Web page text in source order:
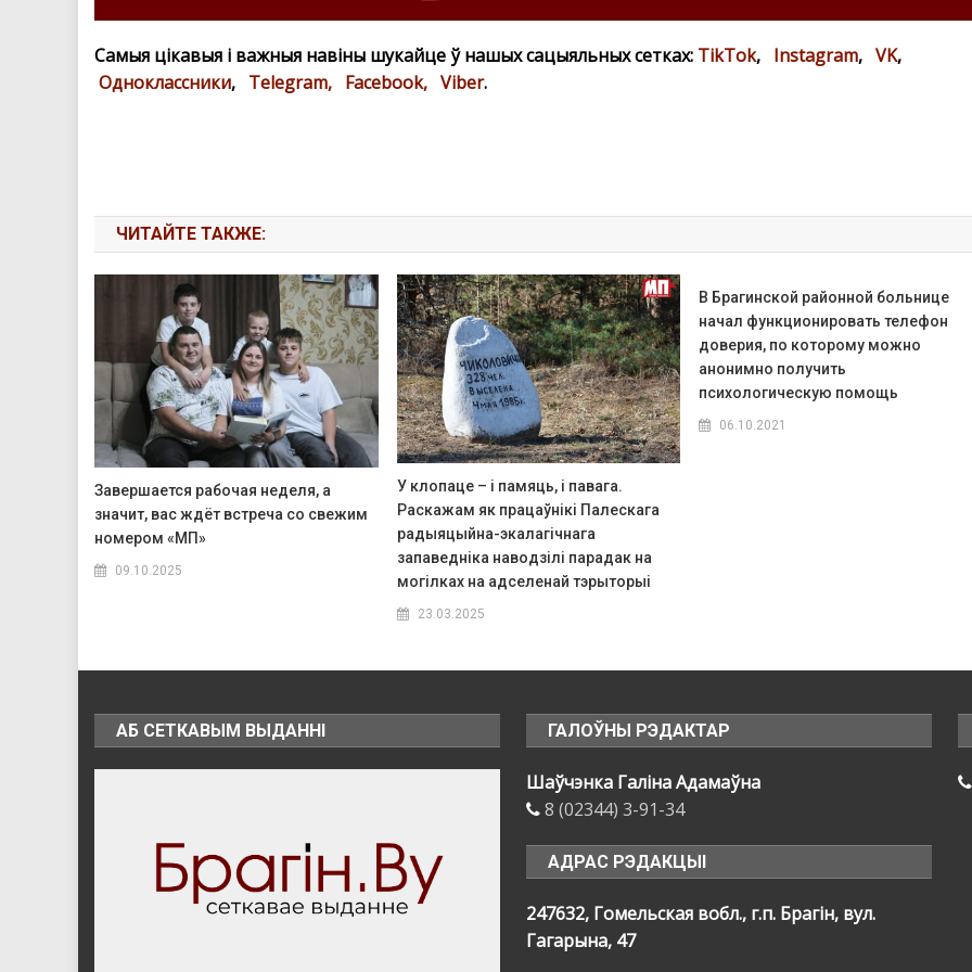
Самыя цікавыя і важныя навіны шукайце ў нашых сацыяльных сетках: TikTok, Instagram, VK,
Одноклассники, Telegram, Facebook, Viber.
ЧИТАЙТЕ ТАКЖЕ:
Завершается рабочая неделя, а
значит, вас ждёт встреча со свежим
номером «МП»
09.10.2025
У клопаце – і памяць, і павага.
Раскажам як працаўнікі Палескага
радыяцыйна-экалагічнага
запаведніка наводзілі парадак на
могілках на адселенай тэрыторыі
23.03.2025
В Брагинской районной больнице
начал функционировать телефон
доверия, по которому можно
анонимно получить
психологическую помощь
06.10.2021
АБ СЕТКАВЫМ ВЫДАННІ ГАЛОЎНЫ РЭДАКТАР
Шаўчэнка Галіна Адамаўна
8 (02344) 3-91-34
АДРАС РЭДАКЦЫІ
247632, Гомельская вобл., г.п. Брагін, вул.
Гагарына, 47